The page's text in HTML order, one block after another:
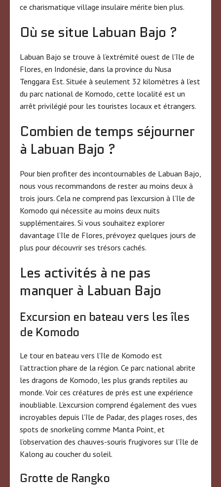
ce charismatique village insulaire mérite bien plus.
Où se situe Labuan Bajo ?
Labuan Bajo se trouve à l’extrémité ouest de l’île de
Flores, en Indonésie, dans la province du Nusa
Tenggara Est. Située à seulement 32 kilomètres à l’est
du parc national de Komodo, cette localité est un
arrêt privilégié pour les touristes locaux et étrangers.
Combien de temps séjourner
à Labuan Bajo ?
Pour bien profiter des incontournables de Labuan Bajo,
nous vous recommandons de rester au moins deux à
trois jours. Cela ne comprend pas l’excursion à l’île de
Komodo qui nécessite au moins deux nuits
supplémentaires. Si vous souhaitez explorer
davantage l’île de Flores, prévoyez quelques jours de
plus pour découvrir ses trésors cachés.
Les activités à ne pas
manquer à Labuan Bajo
Excursion en bateau vers les îles
de Komodo
Le tour en bateau vers l’île de Komodo est
l’attraction phare de la région. Ce parc national abrite
les dragons de Komodo, les plus grands reptiles au
monde. Voir ces créatures de près est une expérience
inoubliable. L’excursion comprend également des vues
incroyables depuis l’île de Padar, des plages roses, des
spots de snorkeling comme Manta Point, et
l’observation des chauves-souris frugivores sur l’île de
Kalong au coucher du soleil.
Grotte de Rangko